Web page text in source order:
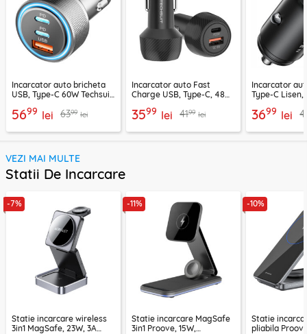
Incarcator auto bricheta
USB, Type-C 60W Techsuit
5699 lei 6399 lei
Incarcator auto Fast
Charge USB, Type-C, 48W
3599 lei 4199 lei
Incarcator
Type-C Lisen,
3699 lei
VEZI MAI MULTE
Statii De Incarcare
-7%
Statie incarcare wireless
3in1 MagSafe, 23W, 3A
-11%
Statie incarcare MagSafe
3in1 Proove, 15W,
-10%
Statie
pliabila